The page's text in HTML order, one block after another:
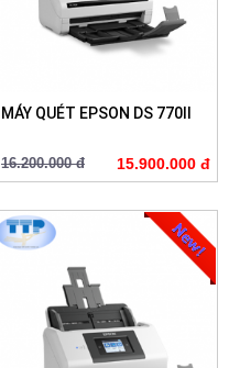
MÁY QUÉT EPSON DS 770II
16.200.000 đ 15.900.000 đ